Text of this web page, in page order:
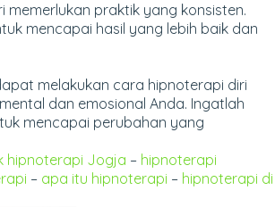
memerlukan praktik yang konsisten.
mencapai hasil yang lebih baik dan
melakukan cara hipnoterapi diri
dan emosional Anda. Ingatlah
mencapai perubahan yang
hipnoterapi Jogja – hipnoterapi
– apa itu hipnoterapi – hipnoterapi di